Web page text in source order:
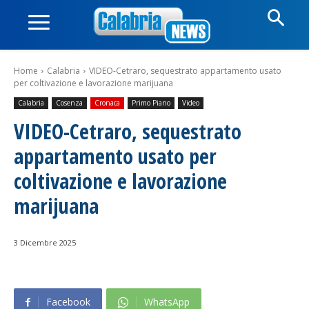
Home Calabria
VIDEO-Cetraro, sequestrato appartamento usato
per coltivazione e lavorazione marijuana
Calabria Cosenza Cronaca Primo Piano Video
VIDEO-Cetraro, sequestrato
appartamento usato per
coltivazione e lavorazione
marijuana
3 Dicembre 2025
Facebook WhatsApp